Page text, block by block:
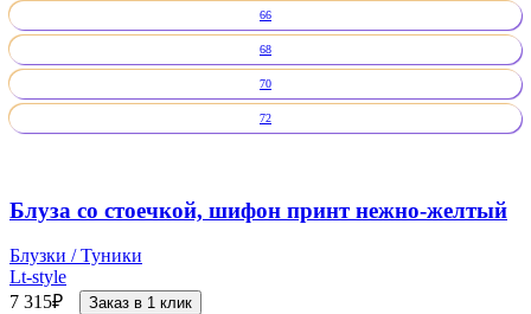
66
68
70
72
Блуза со стоечкой, шифон принт нежно-желтый
Блузки / Туники
Lt-style
7 315₽ Заказ в 1 клик